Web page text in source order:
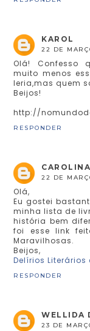
KAROL
22 DE
Olá! Confesso
muito menos
leria,mas quem
Beijos!
http://
RESPONDER
22 DE
Olá,
Eu gostei
minha lista de
história bem
foi esse link
Maravilhosas.
Beijos,
Delírios Literários
RESPONDER
WELLIDA
23 DE